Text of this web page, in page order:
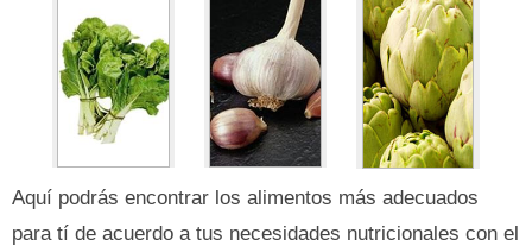
Aquí podrás encontrar los alimentos más adecuados
para tí de acuerdo a tus necesidades nutricionales con el